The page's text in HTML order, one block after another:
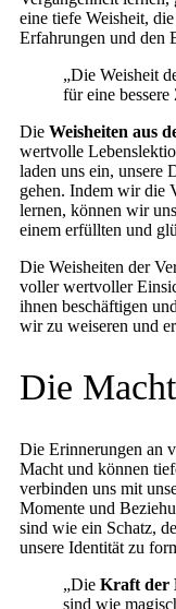
eine tiefe Weisheit,
Erfahrungen und den
„Die Weisheit
für eine
Die Weisheiten aus
wertvolle
laden uns ein, unsere
gehen. Indem wir die
lernen, können wir
einem erfüllten und
Die Weisheiten der
voller wertvoller
ihnen beschäftigen
wir zu weiseren und
Die
Die Erinnerungen an
Macht und können
verbinden uns mit
Momente und
sind wie ein Schatz,
unsere Identität zu
„Die Kraft der
sind wie